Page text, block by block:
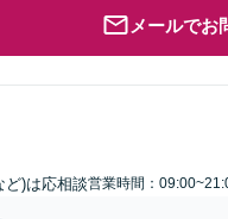
メールでお
ど)は応相談営業時間：